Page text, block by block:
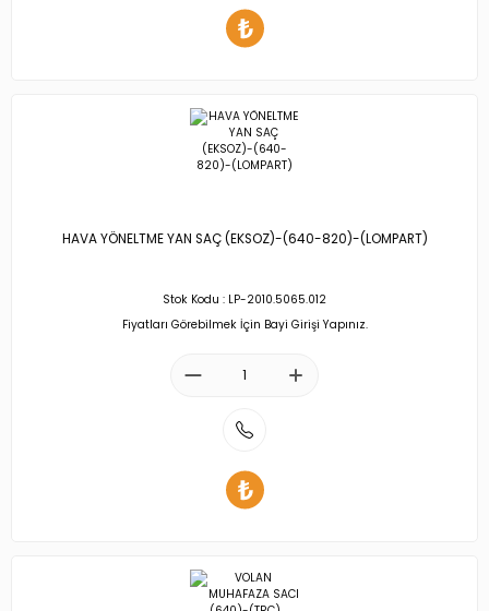
HAVA YÖNELTME YAN SAÇ (EKSOZ)-(640-820)-(LOMPART)
Stok Kodu : LP-2010.5065.012
Fiyatları Görebilmek İçin Bayi Girişi Yapınız.